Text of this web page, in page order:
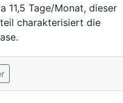
11,5 Tage/Monat, dieser
charakterisiert die